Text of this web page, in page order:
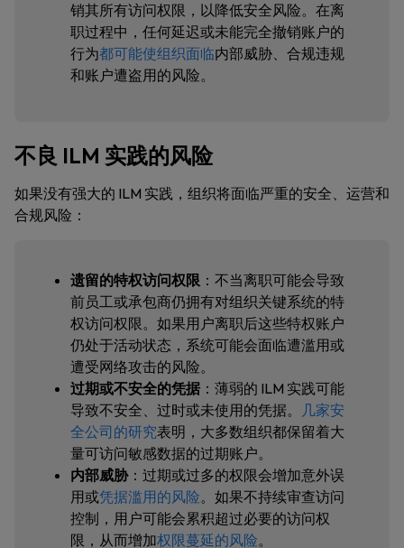
销其所有访问权限，以降低安全风险。在离
职过程中，任何延迟或未能完全撤销账户的
行为都可能使组织面临内部威胁、合规违规
和账户遭盗用的风险。
不良 ILM 实践的风险
如果没有强大的 ILM 实践，组织将面临严重的安全、运营和
合规风险：
遗留的特权访问权限 ：不当离职可能会导致
前员工或承包商仍拥有对组织关键系统的特
权访问权限。如果用户离职后这些特权账户
仍处于活动状态，系统可能会面临遭滥用或
遭受网络攻击的风险。
过期或不安全的凭据 ：薄弱的 ILM 实践可能
导致不安全、过时或未使用的凭据。
几家安
全公司的研究表明，大多数组织都保留着大
量可访问敏感数据的过期账户。
内部威胁：过期或过多的权限会增加意外误
用或凭据滥用的风险。如果不持续审查访问
控制，用户可能会累积超过必要的访问权
限，从而增加权限蔓延的风险。